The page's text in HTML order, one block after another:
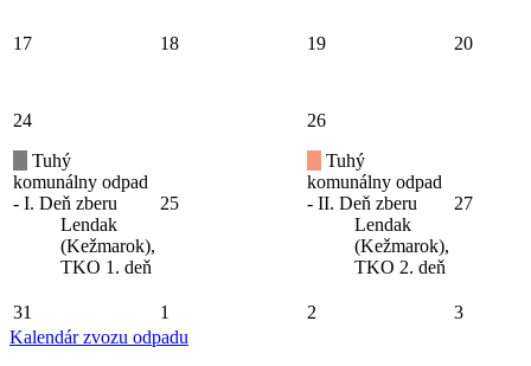
17 18 19 20
24
Tuhý
komunálny odpad
- I. Deň zberu
Lendak
(Kežmarok),
TKO 1. deň
25
26
Tuhý
komunálny odpad
- II. Deň zberu
Lendak
(Kežmarok),
TKO 2. deň
27
31 1 2
3
Kalendár zvozu odpadu